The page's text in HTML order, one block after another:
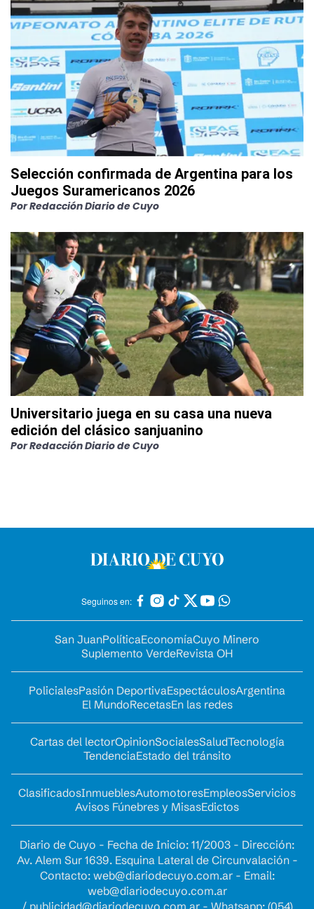
Selección confirmada de Argentina para los
Juegos Suramericanos 2026
PorRedacción Diario de Cuyo
Universitario juega en su casa una nueva
edición del clásico sanjuanino
PorRedacción Diario de Cuyo
Seguinos en:
San JuanPolíticaEconomíaCuyo Minero
Suplemento VerdeRevista OH
PolicialesPasión DeportivaEspectáculosArgentina
El MundoRecetasEn las redes
Cartas del lectorOpinionSocialesSaludTecnología
TendenciaEstado del tránsito
ClasificadosInmueblesAutomotoresEmpleosServicios
Avisos Fúnebres y MisasEdictos
Diario de Cuyo - Fecha de Inicio: 11/2003 - Dirección:
Av. Alem Sur 1639. Esquina Lateral de Circunvalación -
Contacto: web@diariodecuyo.com.ar- Email:
web@diariodecuyo.com.ar